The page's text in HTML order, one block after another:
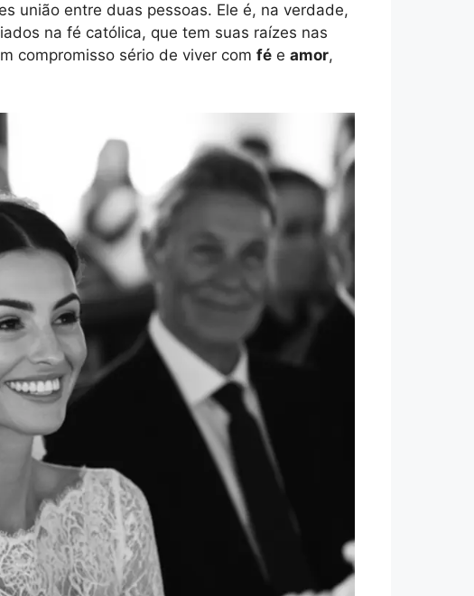
união entre duas pessoas. Ele é, na verdade,
na fé católica, que tem suas raízes nas
compromisso sério de viver com fé e amor,